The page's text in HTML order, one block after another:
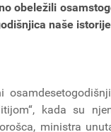
obeležili
naše
kada su
ministra